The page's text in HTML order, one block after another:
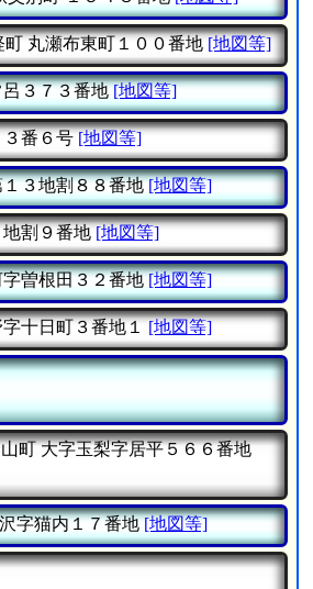
丸瀬布東町１００番地 [地図等]
３７３番地 [地図等]
番６号 [地図等]
３地割８８番地 [地図等]
割９番地 [地図等]
曽根田３２番地 [地図等]
十日町３番地１ [地図等]
町大字玉梨字居平５６６番地
字猫内１７番地 [地図等]